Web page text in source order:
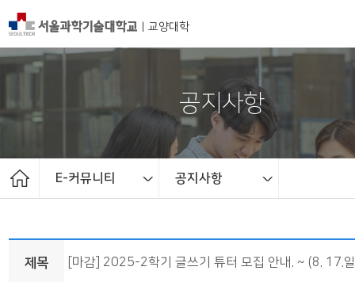
|교양대학
공지사항
E-커뮤니티 공지사항
교양대학 소개
교수소개
교과과정
자유전공
학사일정
E-커뮤니티
공지사항
제목 [마감] 2025-2학기 글쓰기 튜터 모집 안내. ~ (8. 17.